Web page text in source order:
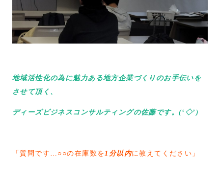
地域活性化の為に魅力ある地方企業づくりのお手伝いを
させて頂く、
ディーズビジネスコンサルティングの佐藤です。(‘◇’)ゞ
「質問です…○○の在庫数を1分以内に教えてください」